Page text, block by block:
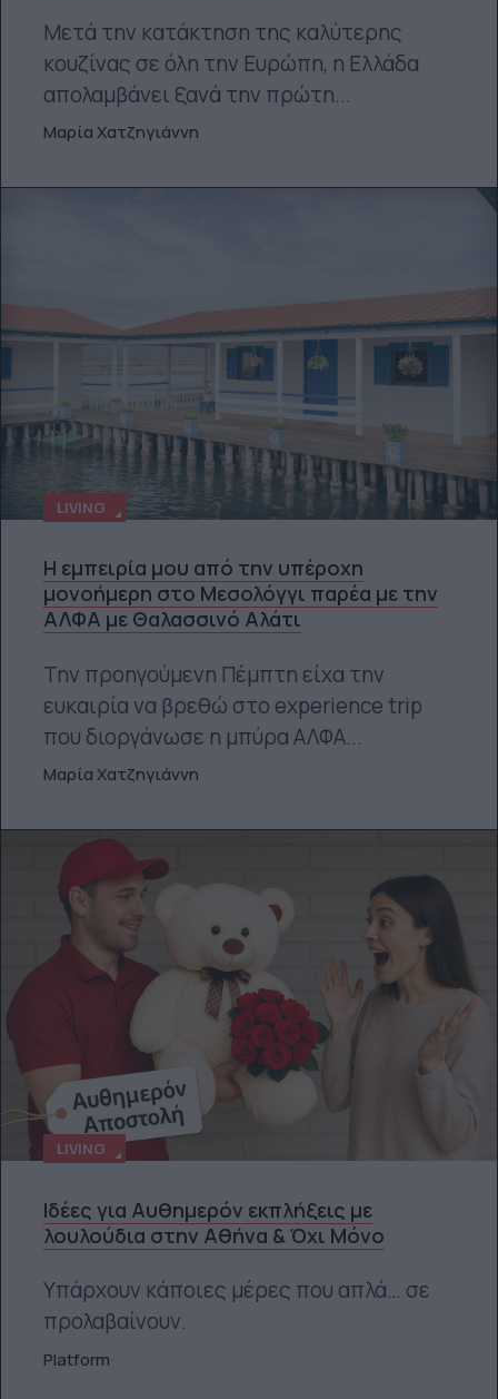
Μετά την κατάκτηση της καλύτερης
κουζίνας σε όλη την Ευρώπη, η Ελλάδα
απολαμβάνει ξανά την πρώτη...
Μαρία Χατζηγιάννη
LIVING
Η εμπειρία μου από την υπέροχη
μονοήμερη στο Μεσολόγγι παρέα με την
ΑΛΦΑ με Θαλασσινό Αλάτι
Την προηγούμενη Πέμπτη είχα την
ευκαιρία να βρεθώ στο experience trip
που διοργάνωσε η μπύρα ΑΛΦΑ...
Μαρία Χατζηγιάννη
LIVING
Ιδέες για Αυθημερόν εκπλήξεις με
λουλούδια στην Αθήνα & Όχι Μόνο
Υπάρχουν κάποιες μέρες που απλά… σε
προλαβαίνουν.
Platform